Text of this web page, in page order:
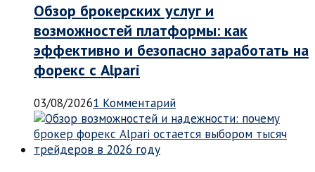
Обзор брокерских услуг и
возможностей платформы: как
эффективно и безопасно заработать на
форекс с Alpari
03/08/20261 Комментарий